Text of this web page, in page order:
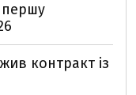
першу
контракт із